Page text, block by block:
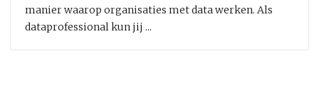
manier waarop organisaties met data werken. Als
dataprofessional kun jij ...